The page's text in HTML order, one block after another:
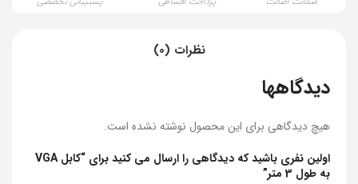
نظرات (0)
دیدگاهها
هیچ دیدگاهی برای این محصول نوشته نشده است.
اولین نفری باشید که دیدگاهی را ارسال می کنید برای “کابل VGA
به طول 3 متر”